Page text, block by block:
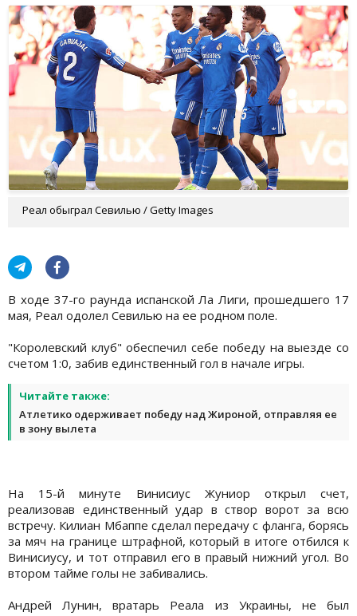
Реал обыграл Севилью / Getty Images
В ходе 37-го раунда испанской Ла Лиги, прошедшего 17
мая, Реал одолел Севилью на ее родном поле.
"Королевский клуб" обеспечил себе победу на выезде со
счетом 1:0, забив единственный гол в начале игры.
Читайте также:
Атлетико одерживает победу над Жироной, отправляя ее
в зону вылета
На 15-й минуте Винисиус Жуниор открыл счет,
реализовав единственный удар в створ ворот за всю
встречу. Килиан Мбаппе сделал передачу с фланга, борясь
за мяч на границе штрафной, который в итоге отбился к
Винисиусу, и тот отправил его в правый нижний угол. Во
втором тайме голы не забивались.
Андрей Лунин, вратарь Реала из Украины, не был